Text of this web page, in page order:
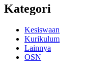
Kategori
Kesiswaan
Kurikulum
Lainnya
OSN